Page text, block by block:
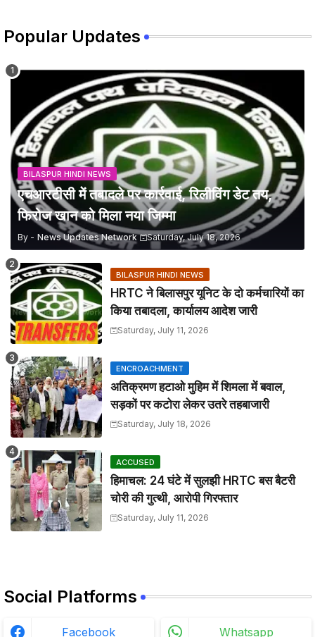
Popular Updates
BILASPUR HINDI NEWS
एचआरटीसी में तबादले पर कार्रवाई, रिलीविंग डेट तय,
फिरोज खान को मिला नया जिम्मा
By - News Updates Network Saturday, July 18, 2026
BILASPUR HINDI NEWS
HRTC ने बिलासपुर यूनिट के दो कर्मचारियों का
किया तबादला, कार्यालय आदेश जारी
Saturday, July 11, 2026
ENCROACHMENT
अतिक्रमण हटाओ मुहिम में शिमला में बवाल,
सड़कों पर कटोरा लेकर उतरे तहबाजारी
Saturday, July 18, 2026
ACCUSED
हिमाचल: 24 घंटे में सुलझी HRTC बस बैटरी
चोरी की गुत्थी, आरोपी गिरफ्तार
Saturday, July 11, 2026
Social Platforms
Facebook Whatsapp